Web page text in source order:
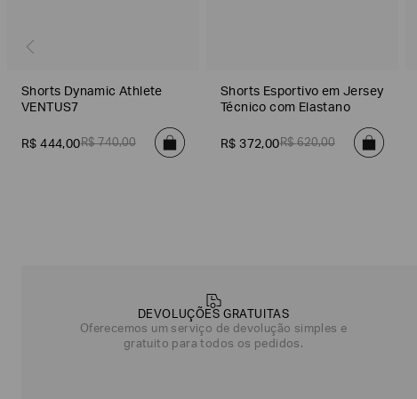
Shorts Dynamic Athlete
VENTUS7
R$ 444,00R$ 740,00
Shorts Esportivo em Jersey
Técnico com Elastano
R$ 372,00R$ 620,00
DEVOLUÇÕES GRATUITAS
Oferecemos um serviço de devolução simples e
gratuito para todos os pedidos.
sobre
você?